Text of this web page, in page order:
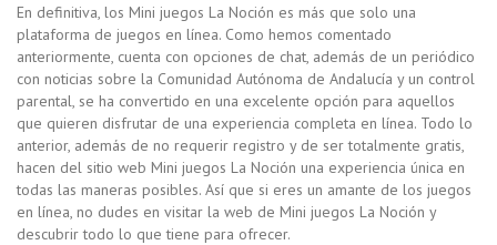
En definitiva, los Mini juegos La Noción es más que solo una
plataforma de juegos en línea. Como hemos comentado
anteriormente, cuenta con opciones de chat, además de un periódico
con noticias sobre la Comunidad Autónoma de Andalucía y un control
parental, se ha convertido en una excelente opción para aquellos
que quieren disfrutar de una experiencia completa en línea. Todo lo
anterior, además de no requerir registro y de ser totalmente gratis,
hacen del sitio web Mini juegos La Noción una experiencia única en
todas las maneras posibles. Así que si eres un amante de los juegos
en línea, no dudes en visitar la web de Mini juegos La Noción y
descubrir todo lo que tiene para ofrecer.